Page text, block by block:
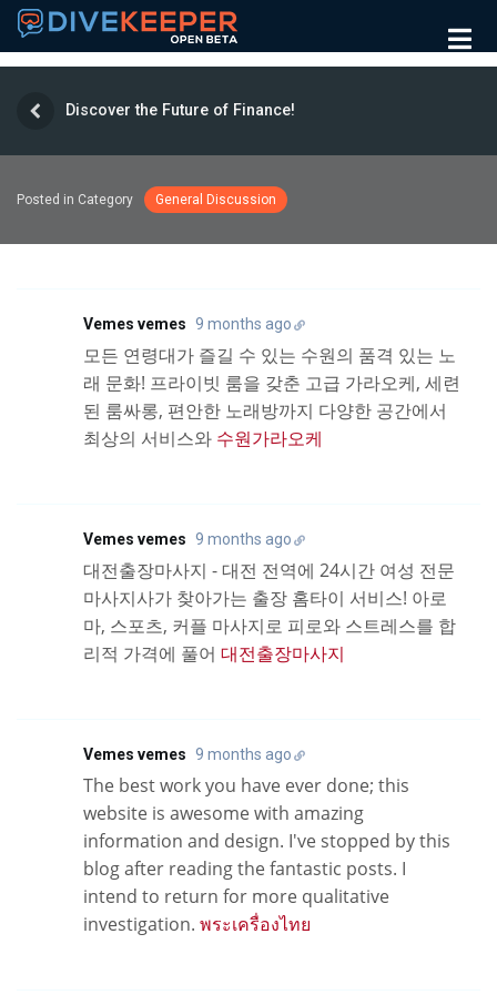
Discover the Future of Finance!
Posted in Category General Discussion
Vemes vemes 9 months ago
모든 연령대가 즐길 수 있는 수원의 품격 있는 노
래 문화! 프라이빗 룸을 갖춘 고급 가라오케, 세련
된 룸싸롱, 편안한 노래방까지 다양한 공간에서
최상의 서비스와 수원가라오케
Vemes vemes 9 months ago
대전출장마사지 - 대전 전역에 24시간 여성 전문
마사지사가 찾아가는 출장 홈타이 서비스! 아로
마, 스포츠, 커플 마사지로 피로와 스트레스를 합
리적 가격에 풀어 대전출장마사지
Vemes vemes 9 months ago
The best work you have ever done; this
website is awesome with amazing
information and design. I've stopped by this
blog after reading the fantastic posts. I
intend to return for more qualitative
investigation. พระเครื่องไทย